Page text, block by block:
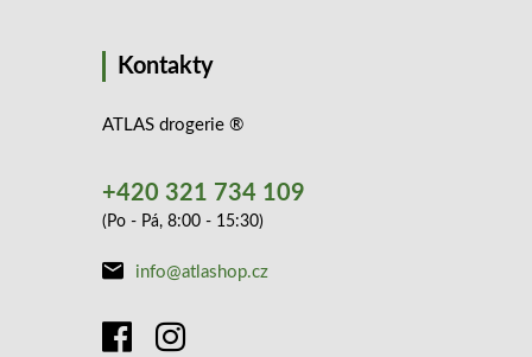
Kontakty
ATLAS drogerie ®
+420 321 734 109
(Po - Pá, 8:00 - 15:30)
info@atlashop.cz